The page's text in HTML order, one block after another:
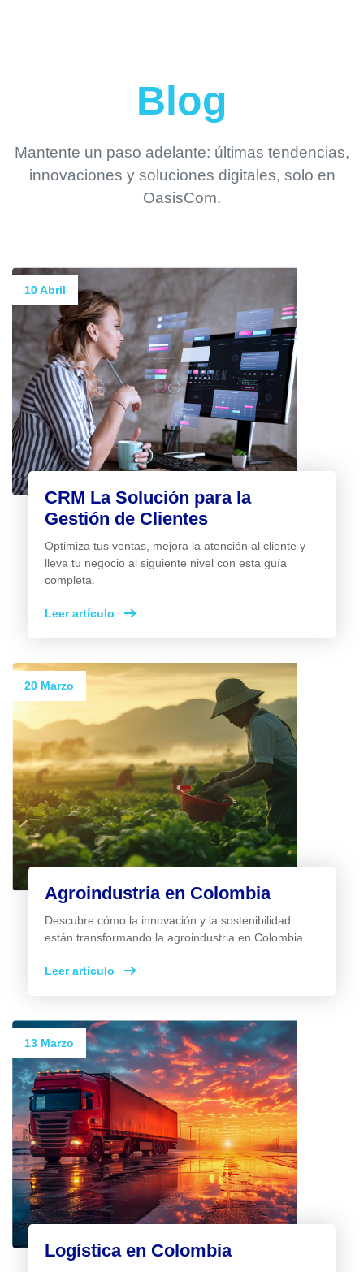
Blog
Mantente un paso adelante: últimas tendencias,
innovaciones y soluciones digitales, solo en
OasisCom.
10 Abril
CRM La Solución para la
Gestión de Clientes
Optimiza tus ventas, mejora la atención al cliente y
lleva tu negocio al siguiente nivel con esta guía
completa.
Leer artículo
20 Marzo
Agroindustria en Colombia
Descubre cómo la innovación y la sostenibilidad
están transformando la agroindustria en Colombia.
Leer artículo
13 Marzo
Logística en Colombia